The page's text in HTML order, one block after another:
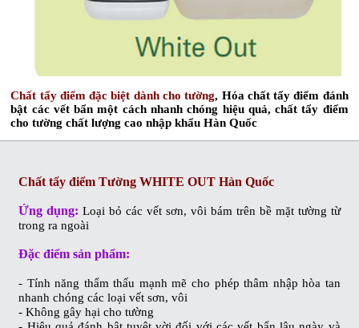
Chất tẩy điểm đặc biệt dành cho tường, Hóa chất tẩy điểm đánh
bật các vết bẩn một cách nhanh chóng hiệu quả, chất tẩy điểm
cho tường chất lượng cao nhập khẩu Hàn Quốc
Chất tẩy điểm Tường WHITE OUT Hàn Quốc
Ứng dụng: Loại bỏ các vết sơn, vôi bám trên bề mặt tường từ
trong ra ngoài
Đặc điểm sản phẩm:
- Tính năng thẩm thấu mạnh mẽ cho phép thâm nhập hòa tan
nhanh chóng các loại vết sơn, vôi
- Không gây hại cho tường